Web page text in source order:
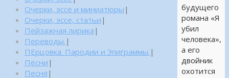
будущего
романа «Я
убил
человека»,
а его
двойник
охотится
Очерки, эссе и миниатюры |
Очерки, эссе, статьи |
Пейзажная лирика |
Переводы. |
ПЕрцовка. Пародии и Эпиграммы. |
Песни |
Песня |